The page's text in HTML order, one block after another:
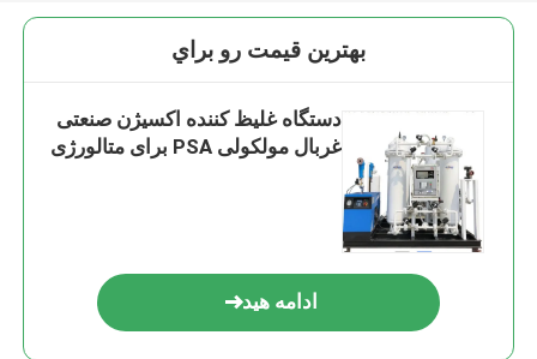
بهترين قيمت رو براي
دستگاه غلیظ کننده اکسیژن صنعتی
غربال مولکولی PSA برای متالورژی
ادامه هید